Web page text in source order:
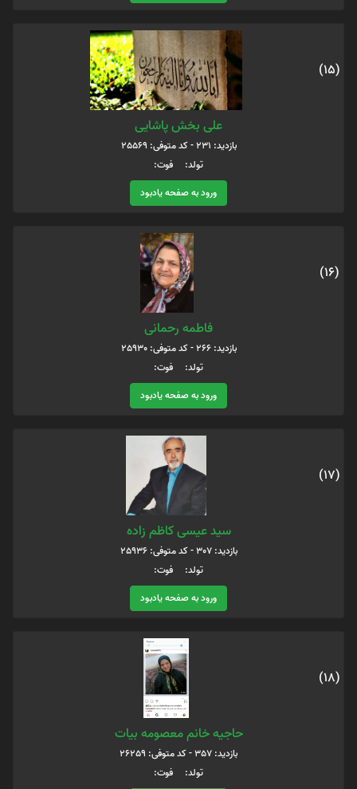
(15)
علی بخش پاشایی
بازدید: 231 - کد متوفی: 25569
تولد: فوت:
ورود به صفحه یادبود
(16)
فاطمه رحمانی
بازدید: 266 - کد متوفی: 25930
تولد: فوت:
ورود به صفحه یادبود
(17)
سید عیسی کاظم زاده
بازدید: 307 - کد متوفی: 25936
تولد: فوت:
ورود به صفحه یادبود
(18)
حاجیه خانم معصومه بیات
بازدید: 357 - کد متوفی: 26259
تولد: فوت: